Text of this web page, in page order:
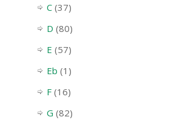
C(37)
D (80)
E (57)
Eb (1)
F(16)
G (82)